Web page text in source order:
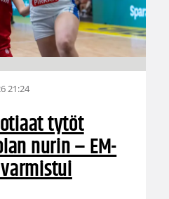
21:24
tytöt
nurin – EM-